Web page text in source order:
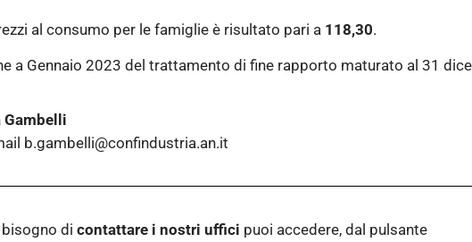
al consumo per le famiglie è risultato pari a 118,30.
a Gennaio 2023 del trattamento di fine rapporto maturato al 31
Gambelli
b.gambelli@confindustria.an.it
bisogno di contattare i nostri uffici puoi accedere, dal pulsante